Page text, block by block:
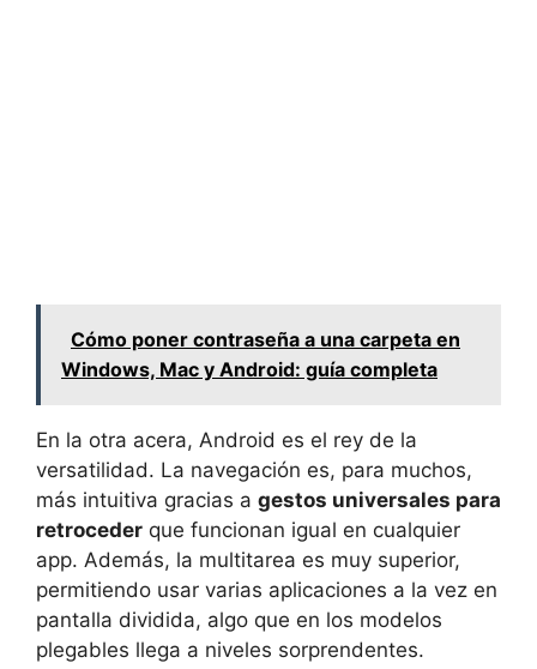
Cómo poner contraseña a una carpeta en
Windows, Mac y Android: guía completa
En la otra acera, Android es el rey de la
versatilidad. La navegación es, para muchos,
más intuitiva gracias a gestos universales para
retroceder que funcionan igual en cualquier
app. Además, la multitarea es muy superior,
permitiendo usar varias aplicaciones a la vez en
pantalla dividida, algo que en los modelos
plegables llega a niveles sorprendentes.